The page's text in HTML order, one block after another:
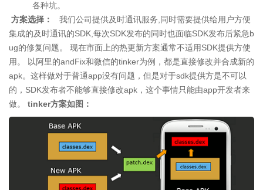
各种坑。
方案选择：
我们公司提供及时通讯服务,同时需要提供给用户方便
集成的及时通讯的SDK,每次SDK发布的同时也面临SDK发布后紧急b
ug的修复问题。 现在市面上的热更新方案通常不适用SDK提供方使
用。 以阿里的andFix和微信的tinker为例，都是直接修改并合成新的
apk。这样做对于普通app没有问题，但是对于sdk提供方是不可以
的，SDK发布者不能够直接修改apk，这个事情只能由app开发者来
做。 tinker方案如图：